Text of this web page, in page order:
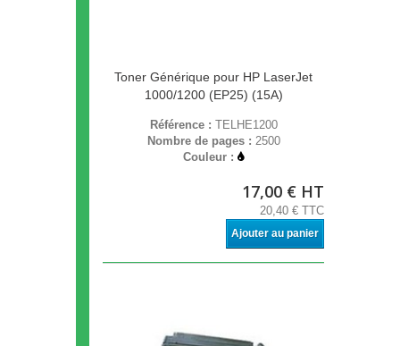
Toner Générique pour HP LaserJet
1000/1200 (EP25) (15A)
Référence : TELHE1200
Nombre de pages : 2500
Couleur :
17,00 € HT
20,40 € TTC
Ajouter au panier